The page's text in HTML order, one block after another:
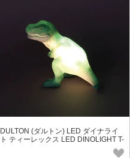
DULTON (ダルトン) LED ダイナライ
ト ティーレックス LED DINOLIGHT T-